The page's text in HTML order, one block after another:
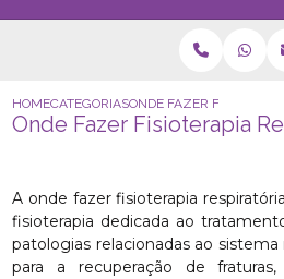
HOMECATEGORIASONDE FAZER
Onde Fazer Fisioterapia
A onde fazer fisioterapia
fisioterapia dedicada ao
patologias relacionadas ao
para a recuperação de